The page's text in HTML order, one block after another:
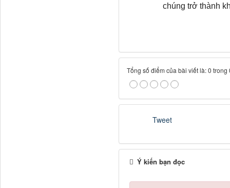
chúng trở thành
Tổng số điểm của bài viết là: 0 trong
Tweet
Ý kiến bạn đọc